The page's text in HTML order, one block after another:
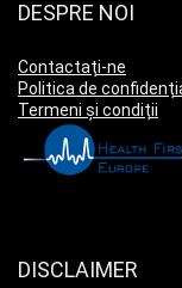
DESPRE NOI
Contactați-ne
Politica de
Termeni și condiții
DISCLAIMER